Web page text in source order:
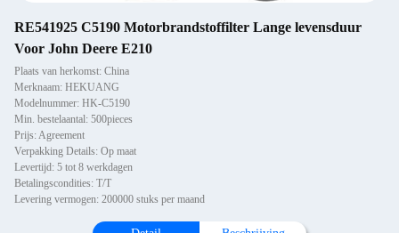
RE541925 C5190 Motorbrandstoffilter Lange levensduur
Voor John Deere E210
Plaats van herkomst: China
Merknaam: HEKUANG
Modelnummer: HK-C5190
Min. bestelaantal: 500pieces
Prijs: Agreement
Verpakking Details: Op maat
Levertijd: 5 tot 8 werkdagen
Betalingscondities: T/T
Levering vermogen: 200000 stuks per maand